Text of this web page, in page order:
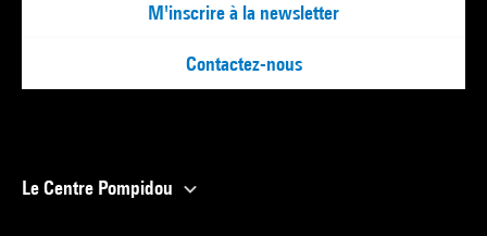
M'inscrire à la newsletter
Contactez-nous
Le Centre Pompidou